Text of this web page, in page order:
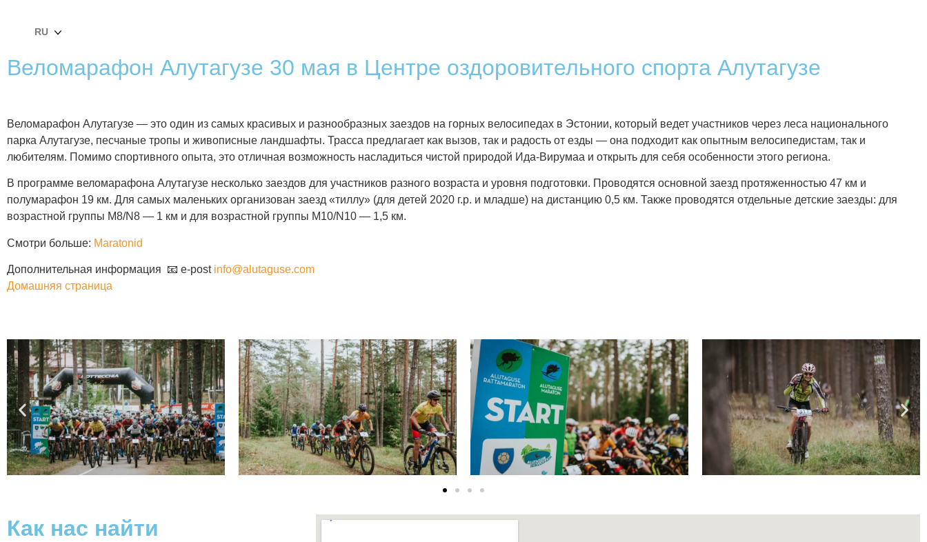
RU
Веломарафон Алутагузе 30 мая в Центре оздоровительного спорта Алутагузе
Веломарафон Алутагузе — это один из самых красивых и разнообразных заездов на горных велосипедах в Эстонии, который ведет участников через леса национального
парка Алутагузе, песчаные тропы и живописные ландшафты. Трасса предлагает как вызов, так и радость от езды — она подходит как опытным велосипедистам, так и
любителям. Помимо спортивного опыта, это отличная возможность насладиться чистой природой Ида-Вирумаа и открыть для себя особенности этого региона.
В программе веломарафона Алутагузе несколько заездов для участников разного возраста и уровня подготовки. Проводятся основной заезд протяженностью 47 км и
полумарафон 19 км. Для самых маленьких организован заезд «тиллу» (для детей 2020 г.р. и младше) на дистанцию 0,5 км. Также проводятся отдельные детские заезды: для
возрастной группы M8/N8 — 1 км и для возрастной группы M10/N10 — 1,5 км.
Смотри больше: Maratonid
Дополнительная информация 📧 e-post info@alutaguse.com
Домашняя страница
Как нас найти